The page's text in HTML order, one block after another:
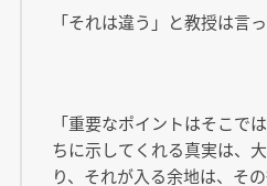
「それは違う」と教授は言っ
「重要なポイントはそこで
ちに示してくれる真実は、
り、それが入る余地は、そ